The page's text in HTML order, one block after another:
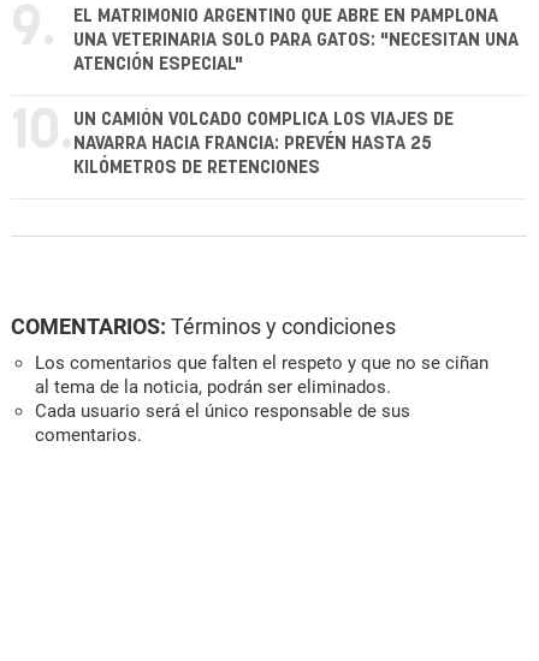
9.
EL MATRIMONIO ARGENTINO QUE ABRE EN PAMPLONA
UNA VETERINARIA SOLO PARA GATOS: "NECESITAN UNA
ATENCIÓN ESPECIAL"
10. UN CAMIÓN VOLCADO COMPLICA LOS VIAJES DE
NAVARRA HACIA FRANCIA: PREVÉN HASTA 25
KILÓMETROS DE RETENCIONES
COMENTARIOS: Términos y condiciones
Los comentarios que falten el respeto y que no se ciñan
al tema de la noticia, podrán ser eliminados.
Cada usuario será el único responsable de sus
comentarios.